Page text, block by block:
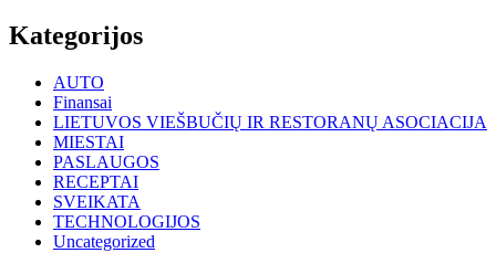
Kategorijos
AUTO
Finansai
LIETUVOS VIEŠBUČIŲ IR RESTORANŲ ASOCIACIJA
MIESTAI
PASLAUGOS
RECEPTAI
SVEIKATA
TECHNOLOGIJOS
Uncategorized